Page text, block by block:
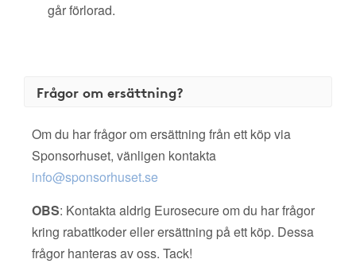
går förlorad.
Frågor om ersättning?
Om du har frågor om ersättning från ett köp via
Sponsorhuset, vänligen kontakta
info@sponsorhuset.se
OBS: Kontakta aldrig Eurosecure om du har frågor
kring rabattkoder eller ersättning på ett köp. Dessa
frågor hanteras av oss. Tack!